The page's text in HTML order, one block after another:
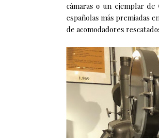
cámaras o un ejemplar de
españolas más premiadas
de acomodadores